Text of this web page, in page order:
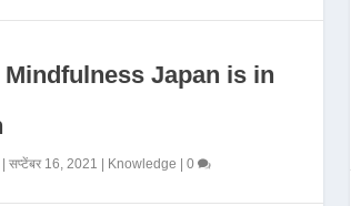
Japan is in
|सप्टेंबर 16, 2021 Knowledge |0